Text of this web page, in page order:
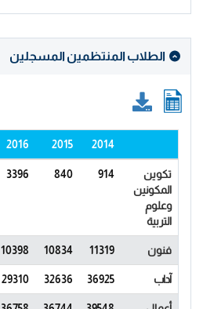
الطلاب المنتظمين المسجلين
2014
2015
2016
تكوين
المكونين
وعلوم
التربية
914
840
3396
فنون 11319
10834
10398
آداب 36925
32636
29310